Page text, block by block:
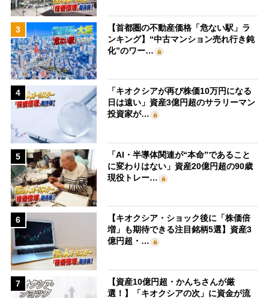
3
【首都圏の不動産価格「危ない駅」ラ
ンキング】“中古マンション売れ行き鈍
化”のワー…
4
「キオクシアが再び株価10万円になる
日は遠い」資産3億円超のサラリーマン
投資家が…
5
「AI・半導体関連が“本命”であること
に変わりはない」資産20億円超の90歳
現役トレー…
6
【キオクシア・ショック後に「株価倍
増」も期待できる注目銘柄5選】資産3
億円超・…
7
【資産10億円超・かんちさんが厳
選！】「キオクシアの次」に資金が流